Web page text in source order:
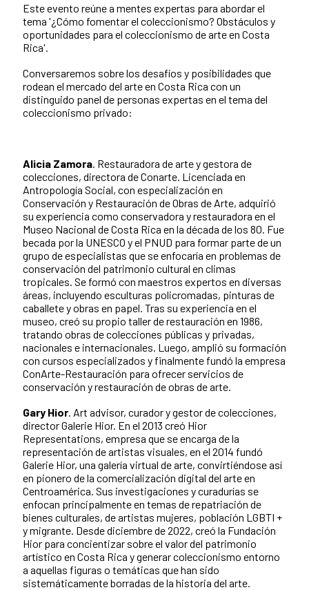
Este evento reúne a mentes expertas para abordar el
tema '¿Cómo fomentar el coleccionismo? Obstáculos y
oportunidades para el coleccionismo de arte en Costa
Rica'.
Conversaremos sobre los desafíos y posibilidades que
rodean el mercado del arte en Costa Rica con un
distinguido panel de personas expertas en el tema del
coleccionismo privado:
Alicia Zamora . Restauradora de arte y gestora de
colecciones, directora de Conarte. Licenciada en
Antropología Social, con especialización en
Conservación y Restauración de Obras de Arte, adquirió
su experiencia como conservadora y restauradora en el
Museo Nacional de Costa Rica en la década de los 80. Fue
becada por la UNESCO y el PNUD para formar parte de un
grupo de especialistas que se enfocaría en problemas de
conservación del patrimonio cultural en climas
tropicales. Se formó con maestros expertos en diversas
áreas, incluyendo esculturas policromadas, pinturas de
caballete y obras en papel. Tras su experiencia en el
museo, creó su propio taller de restauración en 1986,
tratando obras de colecciones públicas y privadas,
nacionales e internacionales. Luego, amplió su formación
con cursos especializados y finalmente fundó la empresa
ConArte-Restauración para ofrecer servicios de
conservación y restauración de obras de arte.
Gary Hior . Art advisor, curador y gestor de colecciones,
director Galerie Hior. En el 2013 creó Hior
Representations, empresa que se encarga de la
representación de artistas visuales, en el 2014 fundó
Galerie Hior, una galería virtual de arte, convirtiéndose así
en pionero de la comercialización digital del arte en
Centroamérica. Sus investigaciones y curadurías se
enfocan principalmente en temas de repatriación de
bienes culturales, de artistas mujeres, población LGBTI +
y migrante. Desde diciembre de 2022, creó la Fundación
Hior para concientizar sobre el valor del patrimonio
artístico en Costa Rica y generar coleccionismo entorno
a aquellas figuras o temáticas que han sido
sistemáticamente borradas de la historia del arte.